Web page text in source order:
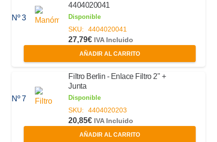
Nº 3
4404020041
Disponible
SKU: 4404020041
27,79€ IVA Incluido
AÑADIR AL CARRITO
Nº 7
Filtro Berlin - Enlace Filtro 2" +
Junta
Disponible
SKU: 4404020203
20,85€ IVA Incluido
AÑADIR AL CARRITO